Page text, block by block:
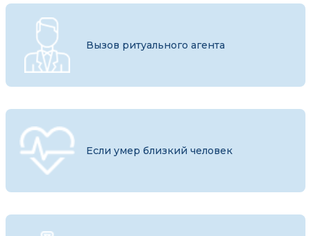
Вызов ритуального агента
Если умер близкий человек